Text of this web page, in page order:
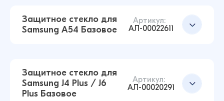
14 ₽16 ₽
14 ₽16 ₽
Защитное стекло для
Samsung A54 Базовое
Артикул:
АЛ-00022611
Защитное стекло для
Samsung J4 Plus / J6
Plus Базовое
Артикул:
АЛ-00020291